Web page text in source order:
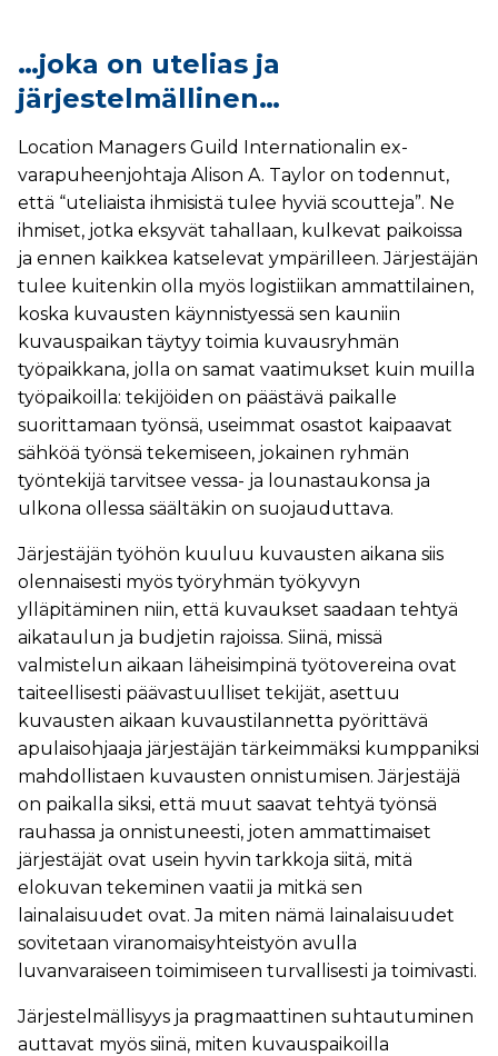
…joka on utelias ja
järjestelmällinen…
Location Managers Guild Internationalin ex-
varapuheenjohtaja Alison A. Taylor on todennut,
että “uteliaista ihmisistä tulee hyviä scoutteja”. Ne
ihmiset, jotka eksyvät tahallaan, kulkevat paikoissa
ja ennen kaikkea katselevat ympärilleen. Järjestäjän
tulee kuitenkin olla myös logistiikan ammattilainen,
koska kuvausten käynnistyessä sen kauniin
kuvauspaikan täytyy toimia kuvausryhmän
työpaikkana, jolla on samat vaatimukset kuin muilla
työpaikoilla: tekijöiden on päästävä paikalle
suorittamaan työnsä, useimmat osastot kaipaavat
sähköä työnsä tekemiseen, jokainen ryhmän
työntekijä tarvitsee vessa- ja lounastaukonsa ja
ulkona ollessa säältäkin on suojauduttava.
Järjestäjän työhön kuuluu kuvausten aikana siis
olennaisesti myös työryhmän työkyvyn
ylläpitäminen niin, että kuvaukset saadaan tehtyä
aikataulun ja budjetin rajoissa. Siinä, missä
valmistelun aikaan läheisimpinä työtovereina ovat
taiteellisesti päävastuulliset tekijät, asettuu
kuvausten aikaan kuvaustilannetta pyörittävä
apulaisohjaaja järjestäjän tärkeimmäksi kumppaniksi
mahdollistaen kuvausten onnistumisen. Järjestäjä
on paikalla siksi, että muut saavat tehtyä työnsä
rauhassa ja onnistuneesti, joten ammattimaiset
järjestäjät ovat usein hyvin tarkkoja siitä, mitä
elokuvan tekeminen vaatii ja mitkä sen
lainalaisuudet ovat. Ja miten nämä lainalaisuudet
sovitetaan viranomaisyhteistyön avulla
luvanvaraiseen toimimiseen turvallisesti ja toimivasti.
Järjestelmällisyys ja pragmaattinen suhtautuminen
auttavat myös siinä, miten kuvauspaikoilla